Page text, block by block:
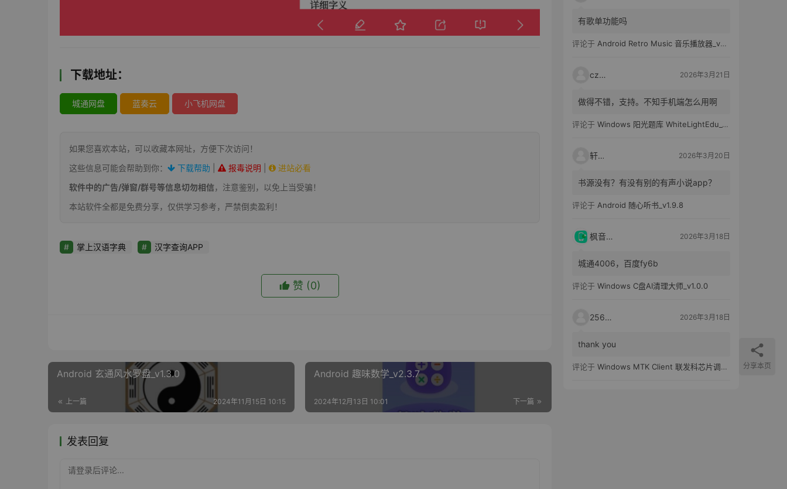
下载地址：
城通网盘 蓝奏云 小飞机网盘
如果您喜欢本站，可以收藏本网址，方便下次访问！
这些信息可能会帮助到你：
下载帮助 报毒说明
进站必看
软件中的广告/弹窗/群号等信息切勿相信，注意鉴别，以免上当受骗！
本站软件全都是免费分享，仅供学习参考，严禁倒卖盈利！
掌上汉语字典 汉字查询APP
赞 (0)
Android 玄通风水罗盘_v1.3.0
上一篇 2024年11月15日 10:15
Android 趣味数学_v2.3.7
下一篇
2024年12月13日 10:01
发表回复
请登录后评论...
有歌单功能吗
评论于 Android Retro Music 音乐播放器_v6.6.0
czh7 2026年3月21日
做得不错，支持。不知手机端怎么用啊
评论于 Windows 阳光题库 WhiteLightEdu_v2.0.0
轩爸 2026年3月20日
书源没有？有没有别的有声小说app？
评论于 Android 随心听书_v1.9.8
枫音应用 2026年3月18日
城通4006，百度fy6b
评论于 Windows C盘AI清理大师_v1.0.0
25651 2026年3月18日
thank you
评论于 Windows MTK Client 联发科芯片调试工具_v2.01 汉化版 分享本页